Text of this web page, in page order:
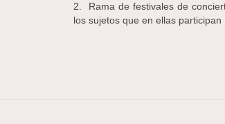
2. Rama de festivales de
los sujetos que en ellas